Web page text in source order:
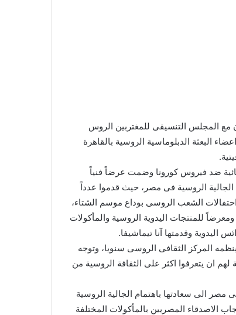
مع المجلس التنسيقى للمغتربين الروس
البعثة الدبلوماسية الروسية بالقاهرة
ضد فيروس كورونا وضمت عرضاً فنياً
الجالية الروسية فى مصر، حيث قدموا عدداً
الشعب الروسى بوداع موسم الشتاء،
للمنتجات اليدوية الروسية والمأكولات
اليدوية وقدمتها آنا تيماشيفا.
المركز الثقافى الروسى سنويا، وتوجه
ان يتعرفوا اكثر على الثقافة الروسية من
الى سعادتها باهتمام الجالية الروسية
الاصدقاء المصريين بالمأكولات المختلفة